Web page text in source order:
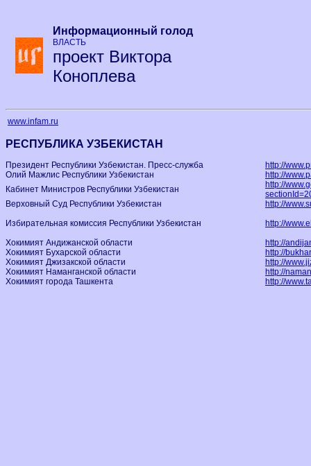
Информационный голод
ВЛАСТЬ
проект Виктора
Коноплева
www.infam.ru
РЕСПУБЛИКА УЗБЕКИСТАН
Президент Республики Узбекистан. Пресс-служба
http://
Олий Мажлис Республики Узбекистан
http://
Кабинет Министров Республики Узбекистан
http://
Верховный Суд Республики Узбекистан
http://
Избирательная комиссия Республики Узбекистан
http://
Хокимият Андижанской области
http://
Хокимият Бухарской области
http://
Хокимият Джизакской области
http://
Хокимият Наманганской области
http://
Хокимият города Ташкента
http://